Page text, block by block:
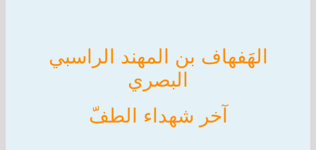
الهَفهاف بن المهند الراسبي
البصري
آخر شهداء الطفّ